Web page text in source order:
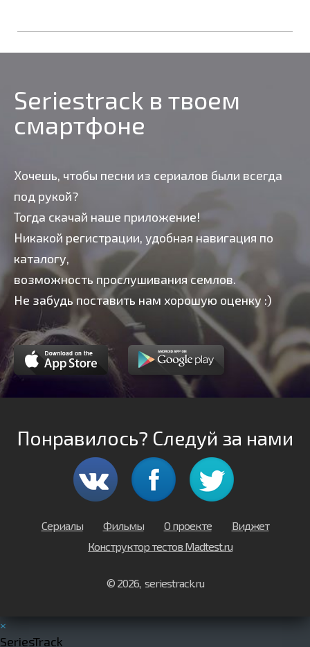
Seriestrack в твоем
смартфоне
Хочешь, чтобы песни из сериалов были всегда
под рукой?
Тогда скачай наше приложение!
Никакой регистрации, удобная навигация по
каталогу,
возможность прослушивания семлов.
Не забудь поставить нам хорошую оценку :)
Понравилось? Следуй за нами
Сериалы Фильмы О проекте
Виджет
Конструктор тестов Madtest.ru
© 2026, seriestrack.ru
×
SeriesTrack